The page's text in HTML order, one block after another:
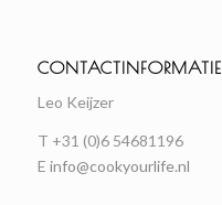
CONTACTINFORMATIE
Leo Keijzer
T +31 (0)6 54681196
E info@cookyourlife.nl